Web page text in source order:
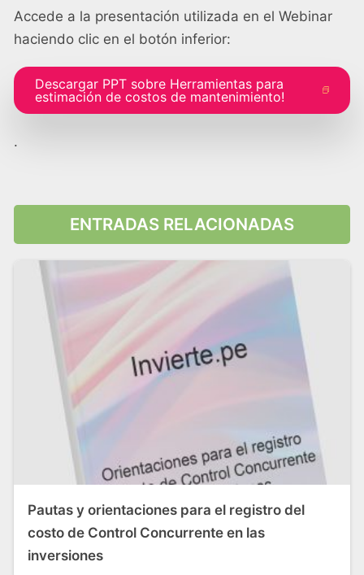
Accede a la presentación utilizada en el Webinar
haciendo clic en el botón inferior:
Descargar PPT sobre Herramientas para
estimación de costos de mantenimiento!
.
ENTRADAS RELACIONADAS
Pautas y orientaciones para el registro del
costo de Control Concurrente en las
inversiones